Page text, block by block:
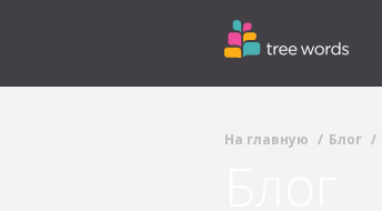
На главную Блог